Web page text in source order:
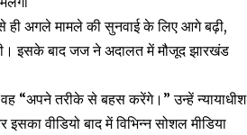
ही अगले मामले की सुनवाई के लिए आगे बढ़ी,
की। इसके बाद जज ने अदालत में मौजूद झारखंड
वह “अपने तरीके से बहस करेंगे।” उन्हें न्यायाधीश
वीडियो बाद में विभिन्न सोशल मीडिया